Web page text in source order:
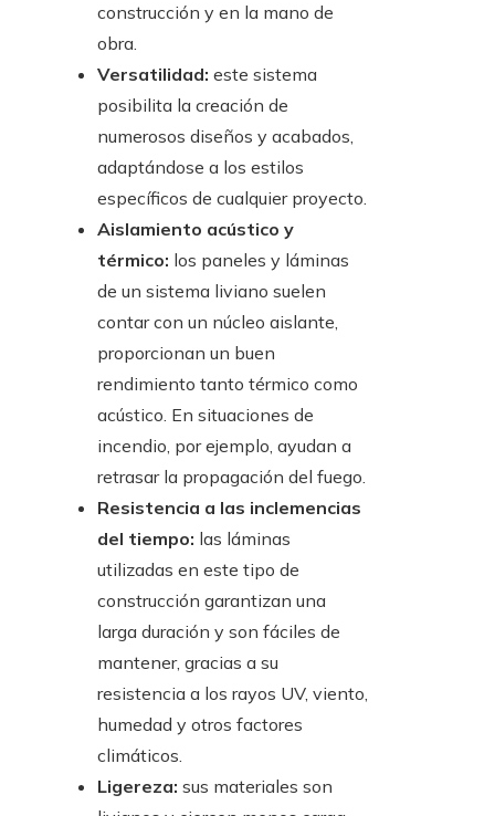
construcción y en la mano de
obra.
Versatilidad: este sistema
posibilita la creación de
numerosos diseños y acabados,
adaptándose a los estilos
específicos de cualquier proyecto.
Aislamiento acústico y
térmico: los paneles y láminas
de un sistema liviano suelen
contar con un núcleo aislante,
proporcionan un buen
rendimiento tanto térmico como
acústico. En situaciones de
incendio, por ejemplo, ayudan a
retrasar la propagación del fuego.
Resistencia a las inclemencias
del tiempo: las láminas
utilizadas en este tipo de
construcción garantizan una
larga duración y son fáciles de
mantener, gracias a su
resistencia a los rayos UV, viento,
humedad y otros factores
climáticos.
Ligereza: sus materiales son